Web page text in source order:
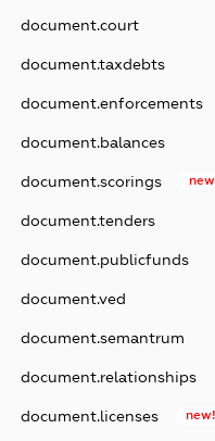
document.court
document.taxdebts
document.enforcements
document.balances
document.scorings
document.tenders
document.publicfunds
document.ved
document.semantrum
document.relationships
document.licenses new!